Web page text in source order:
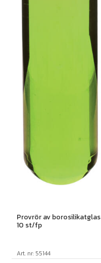
Provrör av borosilikatglas
10 st/fp
Art. nr: 55144